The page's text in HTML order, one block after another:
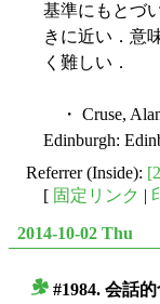
基準にもとづ
きに近い．意
く難しい．
・ Cruse,
Edinburgh:
Referrer (Inside):
[ 固定リンク |
2014-10-02 Thu
#1984. 会話